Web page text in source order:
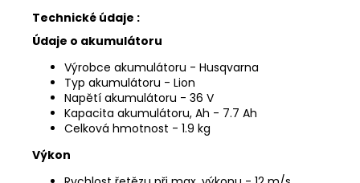
Technické údaje :
Údaje o akumulátoru
Výrobce akumulátoru - Husqvarna
Typ akumulátoru - Lion
Napětí akumulátoru - 36 V
Kapacita akumulátoru, Ah - 7.7 Ah
Celková hmotnost - 1.9 kg
Výkon